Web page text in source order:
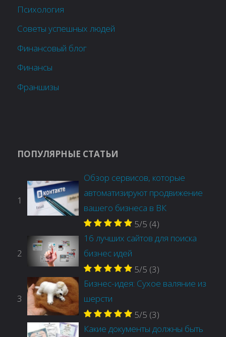
Психология
Советы успешных людей
Финансовый блог
Финансы
Франшизы
ПОПУЛЯРНЫЕ СТАТЬИ
1
Обзор сервисов, которые
автоматизируют продвижение
вашего бизнеса в ВК
5/5 (4)
2
16 лучших сайтов для поиска
бизнес идей
5/5 (3)
3
Бизнес-идея: Сухое валяние из
шерсти
5/5 (3)
Какие документы должны быть